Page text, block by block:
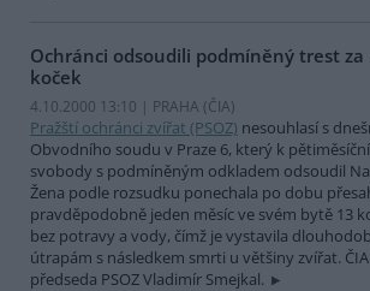
Ochránci odsoudili podmíněný trest za
koček
4.10.2000 13:10 | PRAHA (ČIA)
Pražští ochránci zvířat (PSOZ) nesouhlasí s
Obvodního soudu v Praze 6, který k
svobody s podmíněným odkladem odsoudil
Žena podle rozsudku ponechala po dobu
pravděpodobně jeden měsíc ve svém bytě 13
bez potravy a vody, čímž je vystavila
útrapám s následkem smrti u většiny zvířat.
předseda PSOZ Vladimír Smejkal.